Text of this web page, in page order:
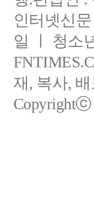
인터넷신
일 ㅣ 청소
재, 복사,
Copyrightⓒ